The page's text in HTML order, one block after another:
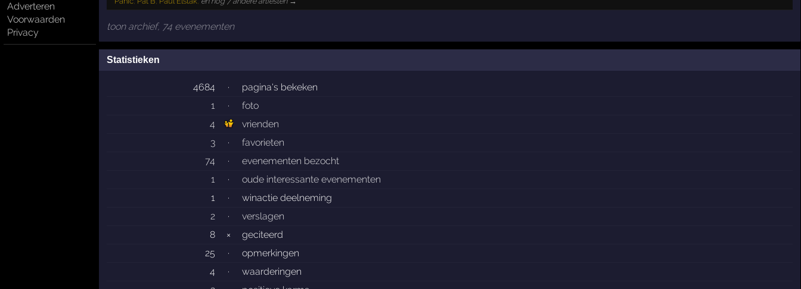
Adverteren
Voorwaarden
Privacy
toon archief, 74 evenementen
Statistieken
4684 ·
pagina's bekeken
1
·
foto
4
vrienden
3
·
favorieten
74
·
evenementen bezocht
1
·
oude interessante evenementen
1
·
winactie deelneming
2
·
verslagen
8
×
geciteerd
25
·
opmerkingen
4
·
waarderingen